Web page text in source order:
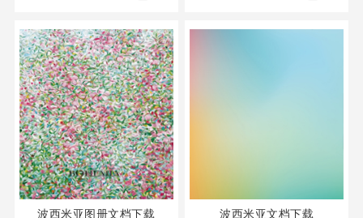
波西米亚图册文档下载 波西米亚文档下载